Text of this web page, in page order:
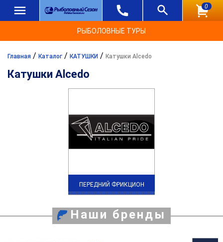
0
РЫБОЛОВНЫЕ ТУРЫ
Главная / Каталог / КАТУШКИ / Катушки Alcedo
Катушки Alcedo
ПЕРЕДНИЙ ФРИКЦИОН
Наши бренды